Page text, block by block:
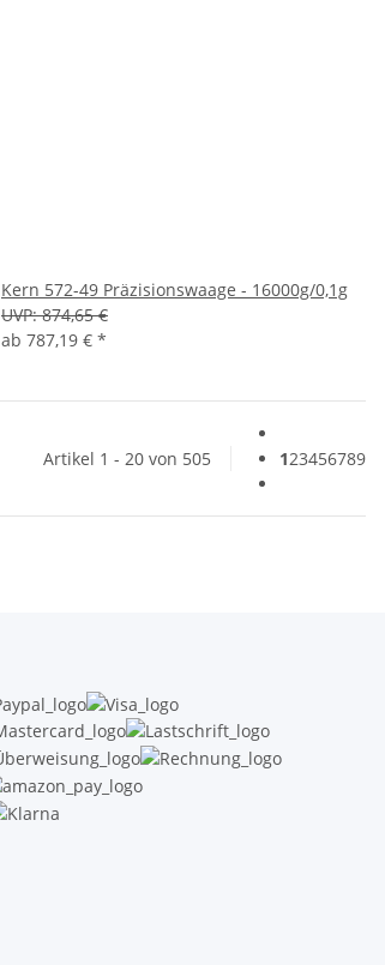
Kern 572-49 Präzisionswaage - 16000g/0,1g
UVP: 874,65 €
ab 787,19 € *
Artikel 1 - 20 von 505 123456789